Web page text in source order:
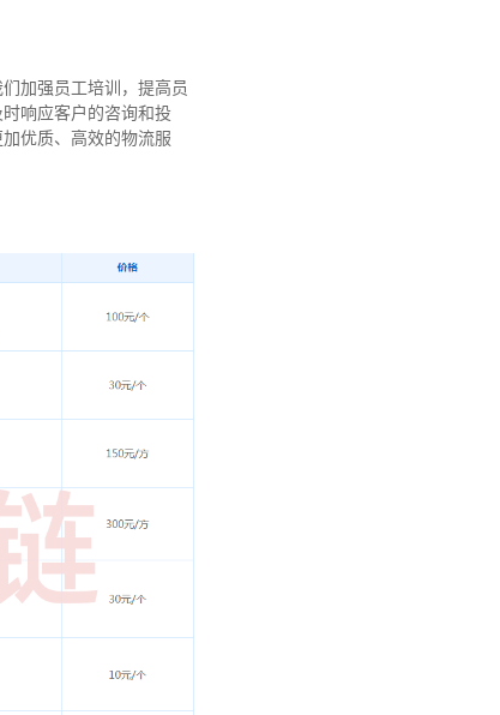
加强员工培训，提高员
响应客户的咨询和投
优质、高效的物流服